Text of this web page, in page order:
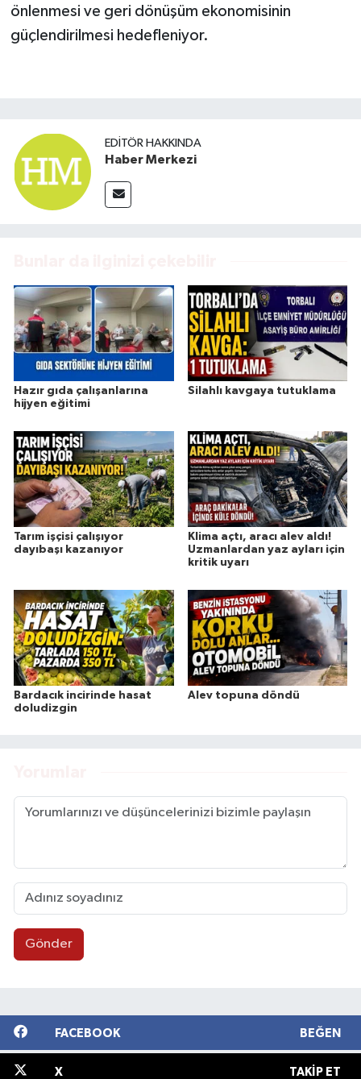
önlenmesi ve geri dönüşüm ekonomisinin
güçlendirilmesi hedefleniyor.
EDITÖR HAKKINDA
Haber Merkezi
Hazır gıda çalışanlarına
hijyen eğitimi
Silahlı kavgaya tutuklama
Tarım işçisi çalışıyor
dayıbaşı kazanıyor
Klima açtı, aracı alev aldı!
Uzmanlardan yaz ayları için
kritik uyarı
Bardacık incirinde hasat
doludizgin
Alev topuna döndü
Gönder
FACEBOOK BEĞEN
X TAKIP ET